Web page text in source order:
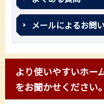
メールによるお問
より使いやすいホー
をお聞かせください。